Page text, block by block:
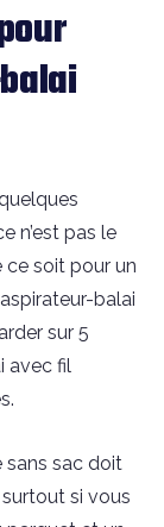
n’est pas le
ce soit pour un
balai
sur 5
avec fil
sans sac doit
si vous